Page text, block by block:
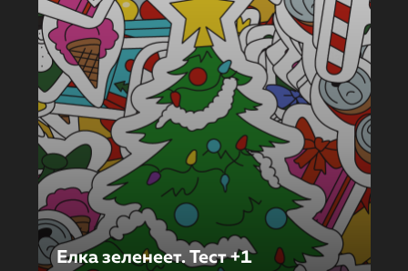
Елка зеленеет. Тест +1